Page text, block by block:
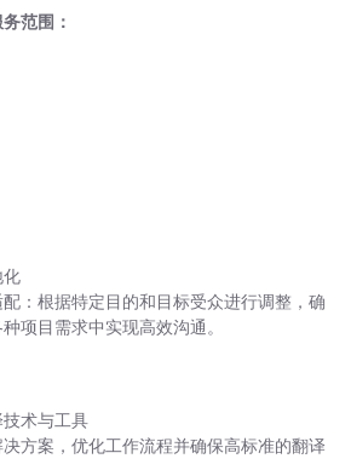
范围：
化
：根据特定目的和目标受众进行调整，确
项目需求中实现高效沟通。
术与工具
方案，优化工作流程并确保高标准的翻译